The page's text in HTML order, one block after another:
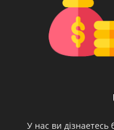
У нас ви дізнаетесь